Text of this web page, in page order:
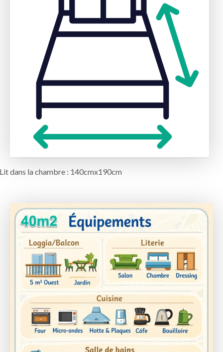
Lit dans la chambre : 140cmx190cm